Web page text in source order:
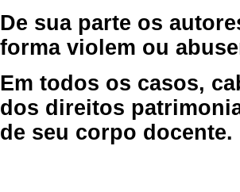
De sua parte os
forma violem ou
Em todos os casos,
dos direitos
de seu corpo docente.